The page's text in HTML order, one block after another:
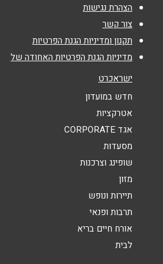
אנא חזרו אלי בקשר ל...
הודעה
הצהרת נגישות
צור קשר
תקנון ומדיניות הגנת הפרטיות
מדיניות הגנת הפרטיות האחודה של
ישראכרט
חדש במועדון
אטרקציות
אגד CORPORATE
מסעדות
שופינג וצרכנות
מזון
תיירות ונופש
תרבות ופנאי
אורח חיים בריא
לבית